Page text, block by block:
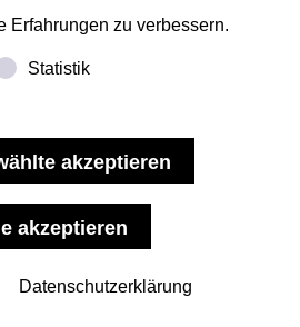
HAMBURG ON HAMBURG,
EINGANG NEUER
nach Darstellungen der
und Skulptur. Bei diesem
er Hamburger Graffitis als
Erfahrungen zu verbessern.
Statistik
Datenschutzerklärung